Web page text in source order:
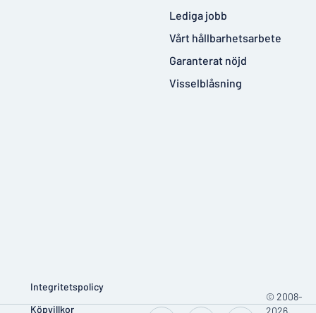
Lediga jobb
Vårt hållbarhetsarbete
Garanterat nöjd
Visselblåsning
Integritetspolicy
Köpvillkor
© 2008-
2026,